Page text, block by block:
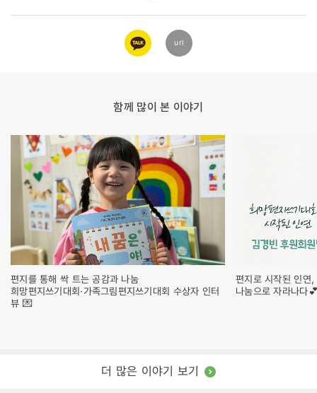
카카오
링크
url
함께 많이 본 이야기
편지를 통해 싹 트는 공감과 나눔
희망편지쓰기대회·가족그림편지쓰기대회 수상자 인터
뷰 💌
편지로 시작된 인연,
나눔으로 자라나다
더 많은 이야기 보기